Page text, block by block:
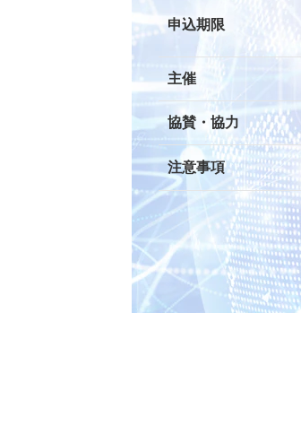
申込期限
主催
協賛・協力
注意事項